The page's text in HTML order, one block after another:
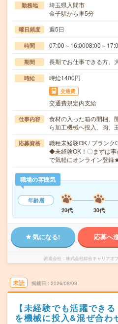
勤務地
埼玉県入間市
金子駅から車5分
曜日頻度 週5日
時間 07:00～16:0008:00～
期間 長期でお仕事できる方、
時給 時給1400円
交通費
交通費規定内支給
仕事内容
食材の入った箱の開梱、
ら加工機械へ投入、肉
応募資格
職種未経験OK / ブランク
◆未経験OK！〇まずは事
で気軽にオンライン登
職場の雰囲気
年齢層
20代
30代
気になる! 応募へ
派遣会社 株式会社綜合キャリアオ
未読 掲載日 2026/08/08
【未経験でも活躍でき
を機械に投入&混ぜ合わ